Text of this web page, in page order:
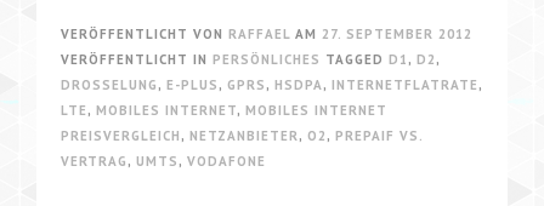
VERÖFFENTLICHT VON RAFFAEL AM 27. SEPTEMBER 2012
VERÖFFENTLICHT IN PERSÖNLICHES TAGGED D1 , D2 ,
DROSSELUNG , E-PLUS , GPRS , HSDPA, INTERNETFLATRATE ,
LTE , MOBILES INTERNET, MOBILES INTERNET
PREISVERGLEICH , NETZANBIETER, O2 , PREPAIF VS.
VERTRAG , UMTS , VODAFONE